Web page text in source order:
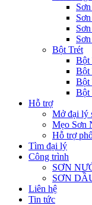
Bột Trét
Bột
Bột
Bột
Bột
Hỗ trợ
Mở đại lý
Mẹo Sơn
Hỗ trợ
Tìm đại lý
Công trình
SƠN
SƠN
Liên hệ
Tin tức